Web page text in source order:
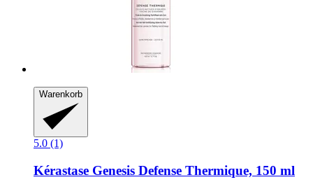
Warenkorb
5.0 (1)
Kérastase Genesis Defense Thermique, 150 ml